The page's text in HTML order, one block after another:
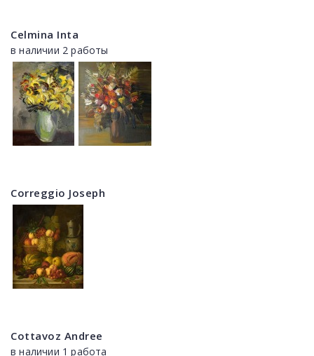
Celmina Inta
в наличии 2 работы
Correggio Joseph
Cottavoz Andree
в наличии 1 работа